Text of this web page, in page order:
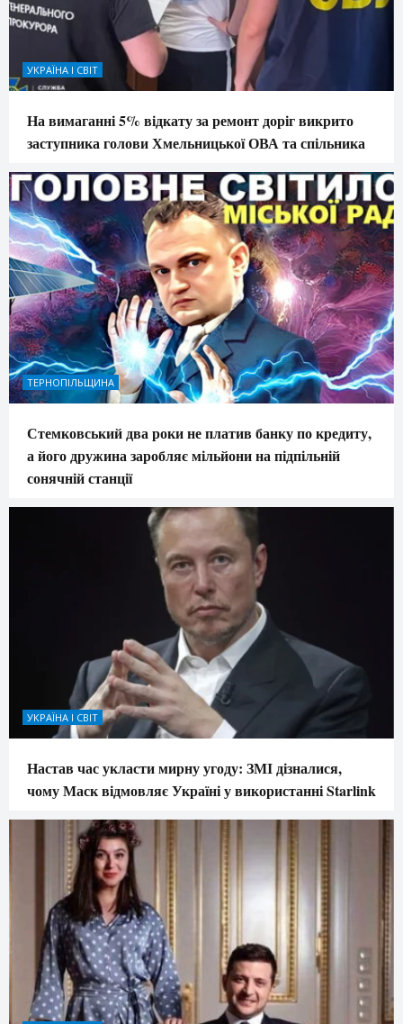
УКРАЇНА І СВІТ
На вимаганні 5% відкату за ремонт доріг викрито
заступника голови Хмельницької ОВА та спільника
ТЕРНОПІЛЬЩИНА
Стемковський два роки не платив банку по кредиту,
а його дружина заробляє мільйони на підпільній
сонячній станції
УКРАЇНА І СВІТ
Настав час укласти мирну угоду: ЗМІ дізналися,
чому Маск відмовляє Україні у використанні Starlink